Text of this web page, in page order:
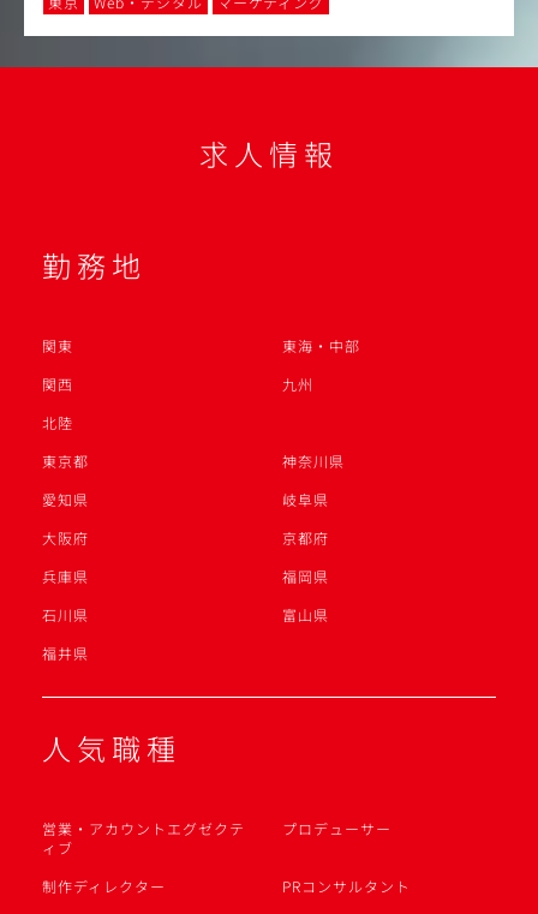
求人情報
勤務地
関東
東海・中部
関西
九州
北陸
東京都
神奈川県
愛知県
岐阜県
大阪府
京都府
兵庫県
福岡県
石川県
富山県
福井県
人気職種
営業・アカウントエグゼクテ
ィブ
プロデューサー
制作ディレクター
PRコンサルタント